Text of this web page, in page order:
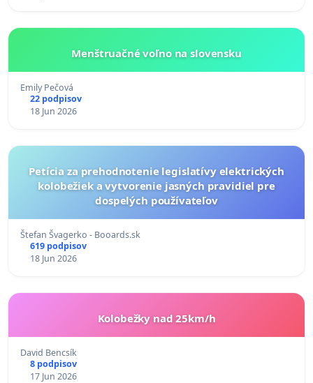
Menštruačné voľno na slovensku
Emily Pečová
22 podpisov
18 Jun 2026
Petícia za prehodnotenie legislatívy elektrických
kolobežiek a vytvorenie jasných pravidiel pre
dospelých používateľov
Štefan Švagerko - Booards.sk
619 podpisov
18 Jun 2026
Kolobežky nad 25km/h
David Bencsík
8 podpisov
17 Jun 2026